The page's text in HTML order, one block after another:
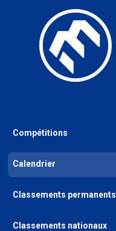
Compétitions
Calendrier
Classements permanents
Classements nationaux